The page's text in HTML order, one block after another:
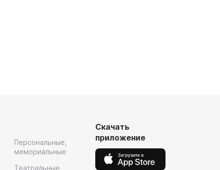
Персональные,
мемориальные
Театральные
Скачать
приложение